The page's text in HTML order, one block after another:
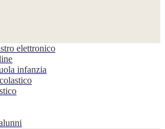
elettronico
infanzia